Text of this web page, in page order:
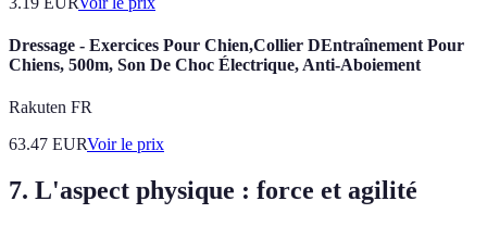
Dressage - Exercices Pour Chien,Collier DEntraînement Pour
Chiens, 500m, Son De Choc Électrique, Anti-Aboiement
Rakuten FR
63.47 EURVoir le prix
7. L'aspect physique : force et agilité